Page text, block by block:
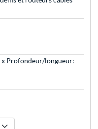
x Profondeur/longueur: